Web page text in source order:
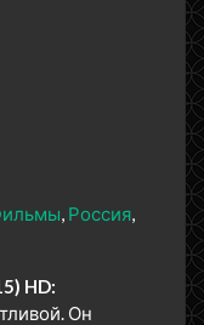
Россия
HD:
Он